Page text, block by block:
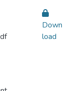
Down
load